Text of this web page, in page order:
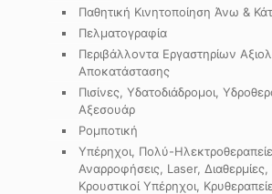
Παθητική Κινητοποίηση Άνω &
Πελματογραφία
Περιβάλλοντα Εργαστηρίων
Αποκατάστασης
Πισίνες, Υδατοδιάδρομοι,
Αξεσουάρ
Ρομποτική
Υπέρηχοι, Πολύ-
Αναρροφήσεις, Laser, Διαθερμίες,
Κρουστικοί Υπέρηχοι,